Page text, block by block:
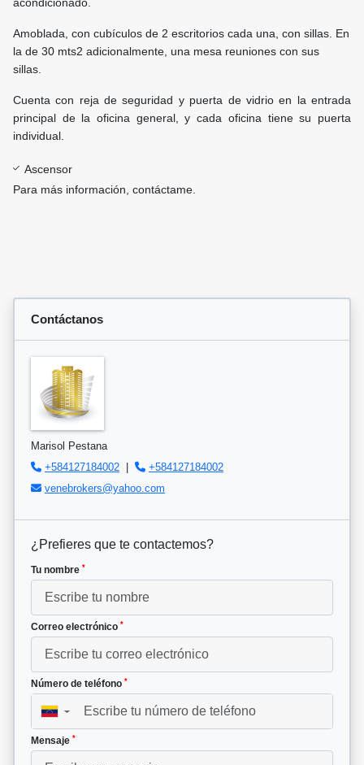
Amoblada, con cubículos de 2 escritorios cada una, con sillas. En
la de 30 mts2 adicionalmente, una mesa reuniones con sus
sillas.
Cuenta con reja de seguridad y puerta de vidrio en la entrada
principal de la oficina general, y cada oficina tiene su puerta
individual.
Ascensor
Para más información, contáctame.
Contáctanos
Marisol Pestana
+584127184002
+584127184002
venebrokers@yahoo.com
¿Prefieres que te contactemos?
Tu nombre *
Correo electrónico *
Número de teléfono *
▼
Mensaje *